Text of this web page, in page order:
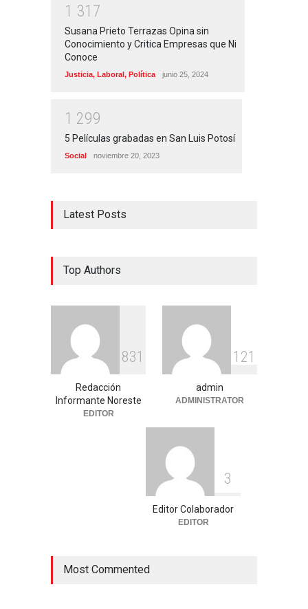
1 31 7
Susana Prieto Terrazas Opina sin
Conocimiento y Critica Empresas que Ni
Conoce
Justicia, Laboral, Política junio 25, 2024
1 299
5 Películas grabadas en San Luis Potosí
Social noviembre 20, 2023
Latest Posts
Top Authors
831
Redacción
Informante Noreste
EDITOR
1 21
admin
ADMINISTRATOR
3
Editor Colaborador
EDITOR
Most Commented